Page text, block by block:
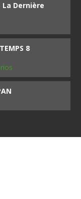
La Dernière
8